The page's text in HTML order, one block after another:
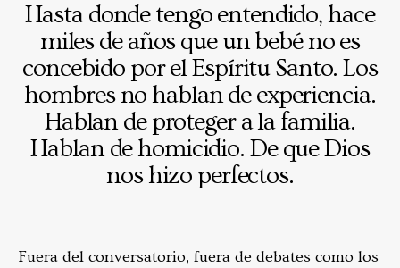
Hasta donde tengo entendido, hace
miles de años que un bebé no es
concebido por el Espíritu Santo. Los
hombres no hablan de experiencia.
Hablan de proteger a la familia.
Hablan de homicidio. De que Dios
nos hizo perfectos.
Fuera del conversatorio, fuera de debates como los